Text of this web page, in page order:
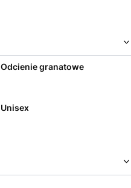
Odcienie granatowe
Unisex